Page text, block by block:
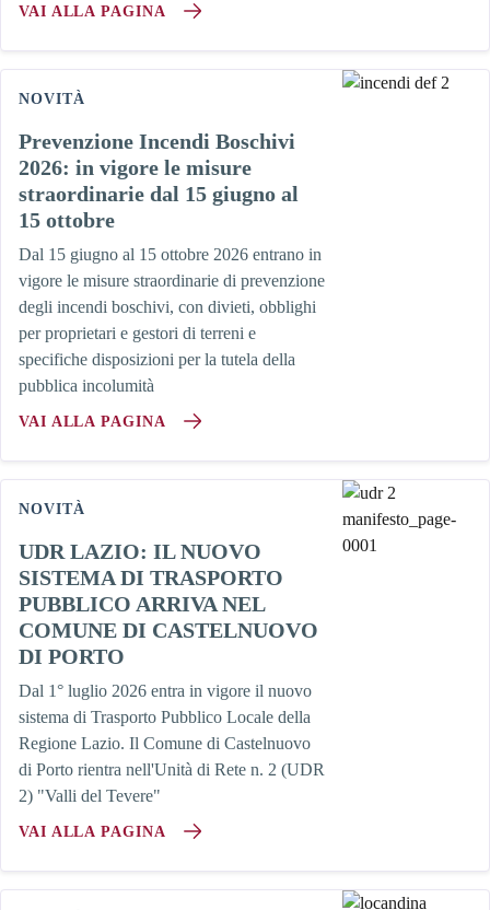
VAI ALLA PAGINA
NOVITÀ
Prevenzione Incendi Boschivi
2026: in vigore le misure
straordinarie dal 15 giugno al
15 ottobre
Dal 15 giugno al 15 ottobre 2026 entrano in
vigore le misure straordinarie di prevenzione
degli incendi boschivi, con divieti, obblighi
per proprietari e gestori di terreni e
specifiche disposizioni per la tutela della
pubblica incolumità
VAI ALLA PAGINA
NOVITÀ
UDR LAZIO: IL NUOVO
SISTEMA DI TRASPORTO
PUBBLICO ARRIVA NEL
COMUNE DI CASTELNUOVO
DI PORTO
Dal 1° luglio 2026 entra in vigore il nuovo
sistema di Trasporto Pubblico Locale della
Regione Lazio. Il Comune di Castelnuovo
di Porto rientra nell'Unità di Rete n. 2 (UDR
2) "Valli del Tevere"
VAI ALLA PAGINA